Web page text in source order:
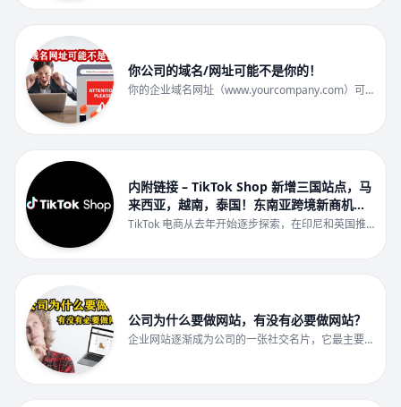
你公司的域名/网址可能不是你的！
你的企业域名网址（www.yourcompany.com）可
内附链接 – TikTok Shop 新增三国站点，马
来西亚，越南，泰国！东南亚跨境新商机，
注册流程教学！
TikTok 电商从去年开始逐步探索，在印尼和英国推
公司为什么要做网站，有没有必要做网站？
企业网站逐渐成为公司的一张社交名片，它最主要的